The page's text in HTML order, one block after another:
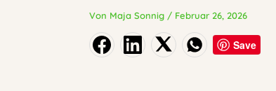
Von Maja Sonnig / Februar 26, 2026
Save